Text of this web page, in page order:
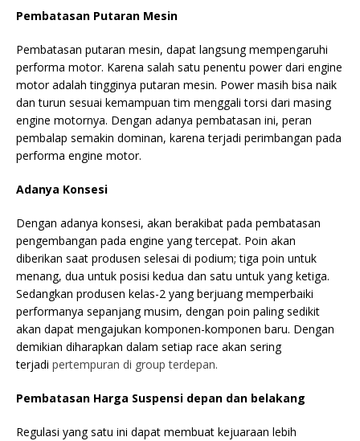
Pembatasan Putaran Mesin
Pembatasan putaran mesin, dapat langsung mempengaruhi
performa motor. Karena salah satu penentu power dari engine
motor adalah tingginya putaran mesin. Power masih bisa naik
dan turun sesuai kemampuan tim menggali torsi dari masing
engine motornya. Dengan adanya pembatasan ini, peran
pembalap semakin dominan, karena terjadi perimbangan pada
performa engine motor.
Adanya Konsesi
Dengan adanya konsesi, akan berakibat pada pembatasan
pengembangan pada engine yang tercepat. Poin akan
diberikan saat produsen selesai di podium; tiga poin untuk
menang, dua untuk posisi kedua dan satu untuk yang ketiga.
Sedangkan produsen kelas-2 yang berjuang memperbaiki
performanya sepanjang musim, dengan poin paling sedikit
akan dapat mengajukan komponen-komponen baru. Dengan
demikian diharapkan dalam setiap race akan sering
terjadi pertempuran di group terdepan.
Pembatasan Harga Suspensi depan dan belakang
Regulasi yang satu ini dapat membuat kejuaraan lebih